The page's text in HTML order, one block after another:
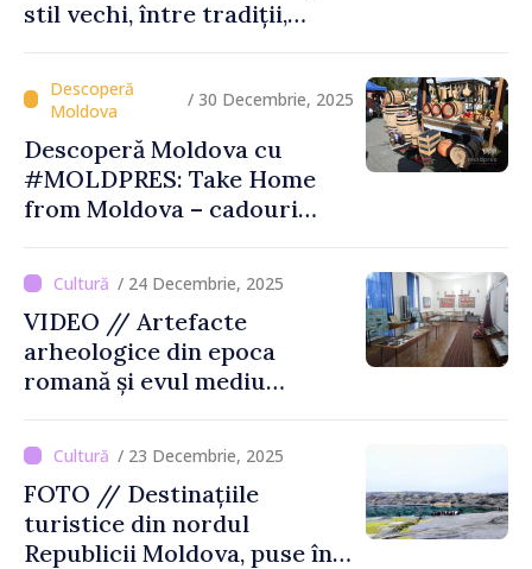
stil vechi, între tradiții,
/ 30 Decembrie, 2025
Descoperă Moldova cu
#MOLDPRES: Take Home
from Moldova – cadouri
Moldova
/ 24 Decembrie, 2025
VIDEO // Artefacte
arheologice din epoca
romană și evul mediu
Muzeul din Tartaul
/ 23 Decembrie, 2025
FOTO // Destinațiile
turistice din nordul
Republicii Moldova, puse în